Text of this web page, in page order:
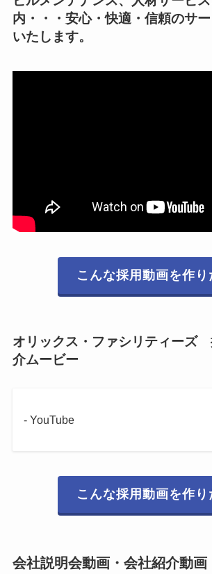
内・・・安心・快適・信頼のサ
いたします。
こんな採用動画を作り
オリックス・ファシリティー
介ムービー
- YouTube
こんな採用動画を作り
会社説明会動画・会社紹介動画